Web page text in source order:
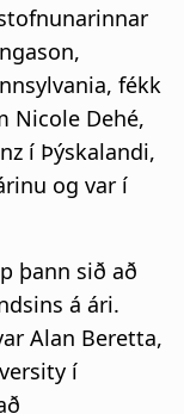
fékk
Nicole Dehé,
í Þýskalandi,
og var í
þann sið að
á ári.
Alan Beretta,
í